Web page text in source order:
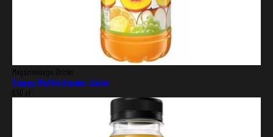
Magdzińskiego, Drinks
Cappy Multivitamin Juice
9,50 zł